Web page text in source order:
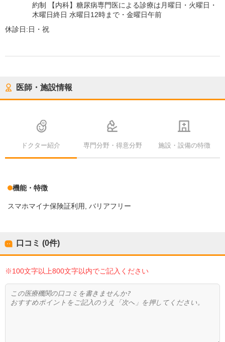
約制 【内科】糖尿病専門医による診療は月曜日・火曜日・
木曜日終日 水曜日12時まで・金曜日午前
休診日:日・祝
医師・施設情報
ドクター紹介 専門分野・得意分野 施設・設備の特徴
機能・特徴
スマホマイナ保険証利用 バリアフリー
口コミ (0件)
※100文字以上800文字以内でご記入ください